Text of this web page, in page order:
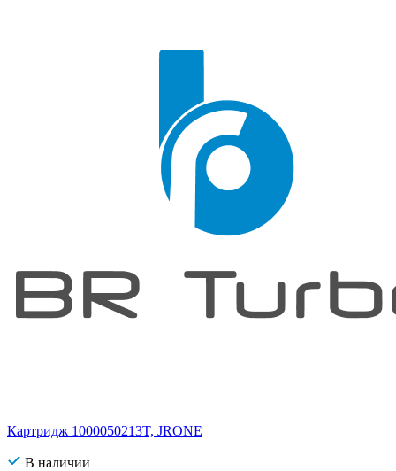
Картридж 1000050213T, JRONE
В наличии